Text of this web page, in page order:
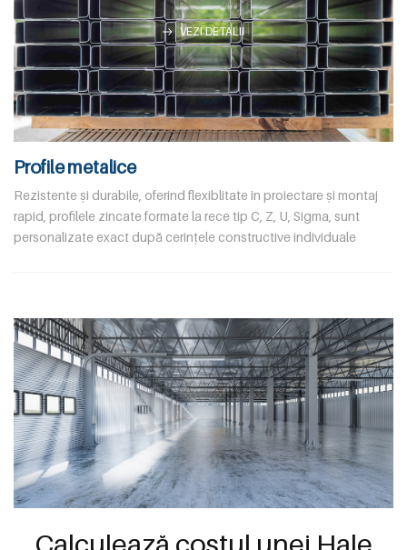
VEZI DETALII
Profile metalice
Rezistente și durabile, oferind flexiblitate în proiectare și montaj
rapid, profilele zincate formate la rece tip C, Z, U, Sigma, sunt
personalizate exact după cerințele constructive individuale
Calculează costul unei Hale